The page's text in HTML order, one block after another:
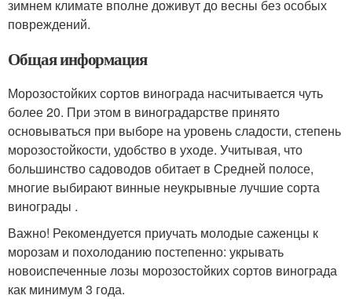
зимнем климате вполне доживут до весны без особых
повреждений.
Общая информация
Морозостойких сортов винограда насчитывается чуть
более 20. При этом в виноградарстве принято
основываться при выборе на уровень сладости, степень
морозостойкости, удобство в уходе. Учитывая, что
большинство садоводов обитает в Средней полосе,
многие выбирают винные неукрывные лучшие сорта
винограды .
Важно! Рекомендуется приучать молодые саженцы к
морозам и похолоданию постепенно: укрывать
новоиспеченные лозы морозостойких сортов винограда
как минимум 3 года.